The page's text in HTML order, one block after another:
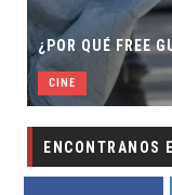
EN EL LIMBO?
ENCONTRANOS